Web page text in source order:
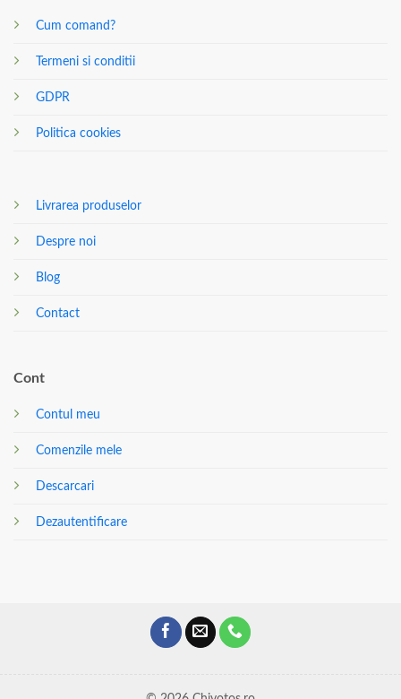
Cum comand?
Termeni si conditii
GDPR
Politica cookies
Livrarea produselor
Despre noi
Blog
Contact
Cont
Contul meu
Comenzile mele
Descarcari
Dezautentificare